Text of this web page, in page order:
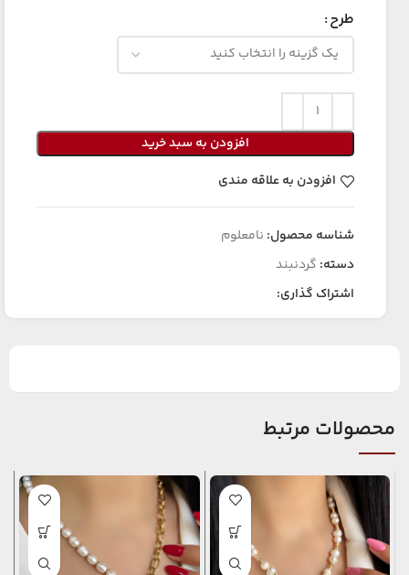
طرح
افزودن به سبد خرید
افزودن به علاقه مندی
شناسه محصول: نامعلوم
دسته: گردنبند
اشتراک گذاری:
محصولات مرتبط